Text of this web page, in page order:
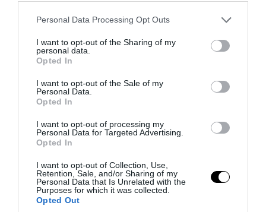
Please note that this website/app uses one or more Google
not limited to your visit or usage behaviour. You may click to
grant or deny consent to Google and its third-party tags to
use your data for below specified purposes in below Google
consent section.
Personal Data Processing Opt Outs
I want to opt-out of the Sharing of my
personal data.
Opted In
I want to opt-out of the Sale of my
Personal Data.
Opted In
I want to opt-out of processing my
Personal Data for Targeted Advertising.
Opted In
I want to opt-out of Collection, Use,
Retention, Sale, and/or Sharing of my
Personal Data that Is Unrelated with the
Purposes for which it was collected.
Opted Out
τον οργανισμό, είναι σημαντικό να
τηνπροσλαμβάνετε τακτικά μέσω της
διατροφήςσας.
Η No1 τροφή που καταπολεμά την
αϋπνία σε 24 ώρες χωρίς φάρμακα
8. Ωφελεί το δέρμα
Η μεγάλη ποικιλία βιταμινών και
αντιοξειδωτικών που περιέχει η γκουάβα
μπορεί να κάνει θαύματα για το